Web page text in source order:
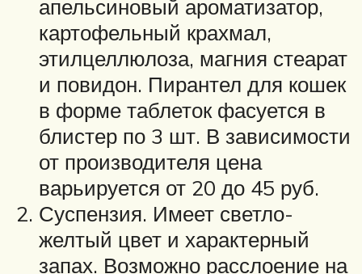
апельсиновый ароматизатор,
картофельный крахмал,
этилцеллюлоза, магния стеарат
и повидон. Пирантел для кошек
в форме таблеток фасуется в
блистер по 3 шт. В зависимости
от производителя цена
варьируется от 20 до 45 руб.
Суспензия. Имеет светло-
желтый цвет и характерный
запах. Возможно расслоение на